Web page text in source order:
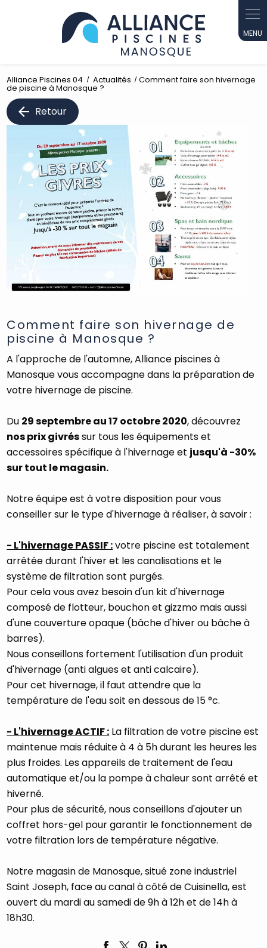
Alliance Piscines 04 Actualités Comment faire son hivernage
de piscine à Manosque ?
Retour
Comment faire son hivernage de
piscine à Manosque ?
A l'approche de l'automne, Alliance piscines à
Manosque vous accompagne dans la préparation de
votre hivernage de piscine.
Du 29 septembre au 17 octobre 2020, découvrez
nos prix givréssur tous les équipements et
accessoires spécifique à l'hivernage et jusqu'à -30%
sur tout le magasin.
Notre équipe est à votre disposition pour vous
conseiller sur le type d'hivernage à réaliser, à savoir :
- L'hivernage PASSIF :votre piscine est totalement
arrêtée durant l'hiver et les canalisations et le
système de filtration sont purgés.
Pour cela vous avez besoin d'un kit d'hivernage
composé de flotteur, bouchon et gizzmo mais aussi
d'une couverture opaque (bâche d'hiver ou bâche à
barres).
Nous conseillons fortement l'utilisation d'un produit
d'hivernage (anti algues et anti calcaire).
Pour cet hivernage, il faut attendre que la
température de l'eau soit en dessous de 15 °c.
- L'hivernage ACTIF : La filtration de votre piscine est
maintenue mais réduite à 4 à 5h durant les heures les
plus froides. Les appareils de traitement de l'eau
automatique et/ou la pompe à chaleur sont arrêté et
hiverné.
Pour plus de sécurité, nous conseillons d'ajouter un
coffret hors-gel pour garantir le fonctionnement de
votre filtration lors de température négative.
Notre magasin de Manosque, situé zone industriel
Saint Joseph, face au canal à côté de Cuisinella, est
ouvert du mardi au samedi de 9h à 12h et de 14h à
18h30.